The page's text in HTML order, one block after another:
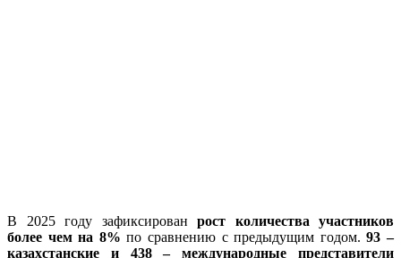
В 2025 году зафиксирован рост количества участников
более чем на 8%по сравнению с предыдущим годом.93 –
казахстанские и 438 – международные представители